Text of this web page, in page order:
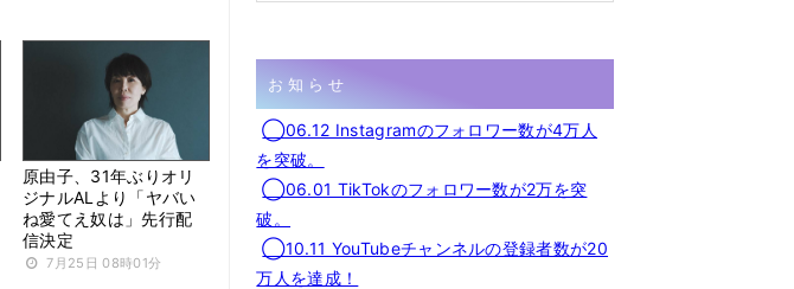
原由子、31年ぶりオリ
ジナルALより「ヤバい
ね愛てえ奴は」先行配
信決定
7月25日 08時01分
お知らせ
◯06.12 Instagramのフォロワー数が4万人
を突破。
◯06.01 TikTokのフォロワー数が2万を突
破。
◯10.11 YouTubeチャンネルの登録者数が20
万人を達成！